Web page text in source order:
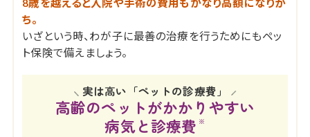
ち。
いざという時、わが子に最善の治療を行うためにもペッ
ト保険で備えましょう。
実は高い「ペットの診療費」
高齢のペットがかかりやすい
病気と診療費 ※